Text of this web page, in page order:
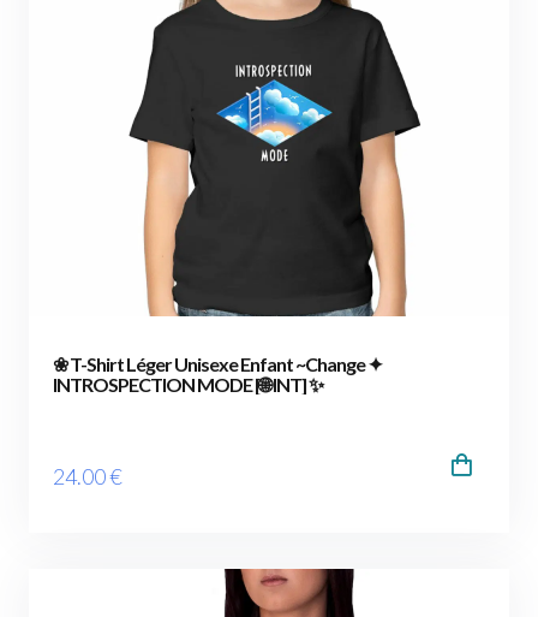
❀ T-Shirt Léger Unisexe Enfant ~Change ✦
INTROSPECTION MODE [🌐 INT] ✨
24.00€